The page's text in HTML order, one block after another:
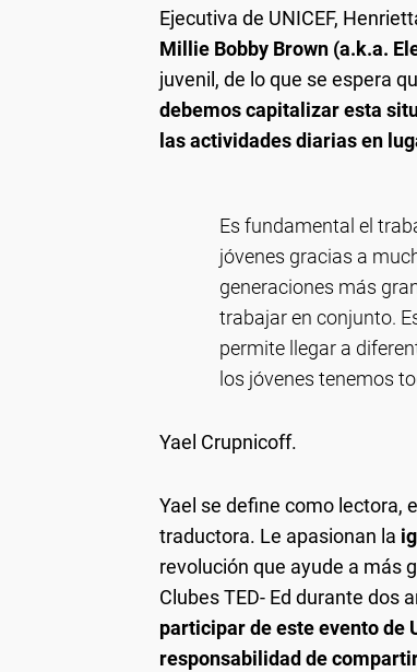
Ejecutiva de UNICEF,
Millie Bobby Brown (a.k.a.
juvenil, de lo que se espera
debemos capitalizar esta
las actividades diarias en
Es fundamental el
jóvenes gracias a
generaciones más
trabajar en conjunto.
permite llegar a
los jóvenes tenemos
Yael Crupnicoff.
Yael se define como lectora,
traductora. Le apasionan la
revolución que ayude a más
Clubes TED- Ed durante dos
participar de este evento de
responsabilidad de